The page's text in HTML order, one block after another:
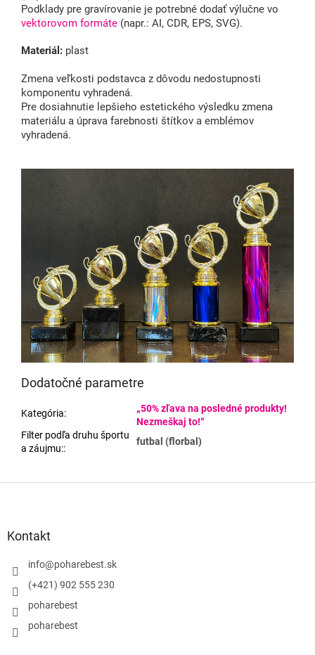
Podklady pre gravírovanie je potrebné dodať výlučne vo
vektorovom formáte (napr.: AI, CDR, EPS, SVG).
Materiál: plast
Zmena veľkosti podstavca z dôvodu nedostupnosti
komponentu vyhradená.
Pre dosiahnutie lepšieho estetického výsledku zmena
materiálu a úprava farebnosti štítkov a emblémov
vyhradená.
Dodatočné parametre
Kategória:
„50% zľava na posledné produkty!
Nezmeškaj to!“
Filter podľa druhu športu
a záujmu::
futbal (florbal)
Kontakt
info@poharebest.sk
(+421) 902 555 230
poharebest
poharebest